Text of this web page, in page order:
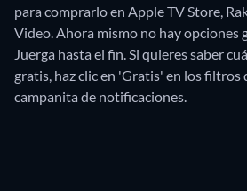
para comprarlo en Apple TV Store,
Video.Ahora mismo no hay opciones
Juerga hasta el fin. Si quieres saber
gratis, haz clic en 'Gratis' en los filtros
campanita de notificaciones.